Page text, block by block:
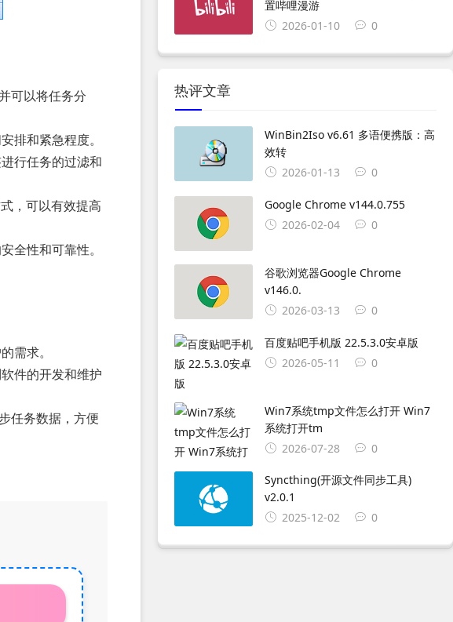
可以将任务分
排和紧急程度。
行任务的过滤和
，可以有效提高
全性和可靠性。
需求。
件的开发和维护
任务数据，方便
置哔哩漫游
2026-01-10
0
热评文章
WinBin2Iso v6.61 多语便携版：高
效转
2026-01-13
0
Google Chrome v144.0.755
2026-02-04
0
谷歌浏览器Google Chrome
v146.0.
2026-03-13
0
百度贴吧手机版 22.5.3.0安卓版
2026-05-11
0
Win7系统tmp文件怎么打开 Win7
系统打开tm
2026-07-28
0
Syncthing(开源文件同步工具)
v2.0.1
2025-12-02
0